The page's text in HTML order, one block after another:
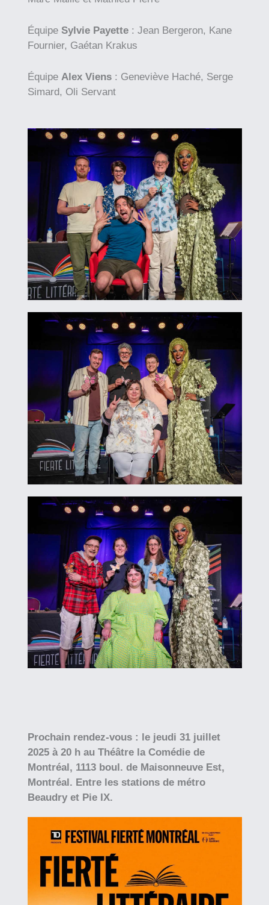
Équipe Sylvie Payette: Jean Bergeron, Kane
Fournier, Gaétan Krakus
Équipe Alex Viens: Geneviève Haché, Serge
Simard, Oli Servant
Prochain rendez-vous : le jeudi 31 juillet
2025 à 20 h au Théâtre la Comédie de
Montréal, 1113 boul. de Maisonneuve Est,
Montréal. Entre les stations de métro
Beaudry et Pie IX.